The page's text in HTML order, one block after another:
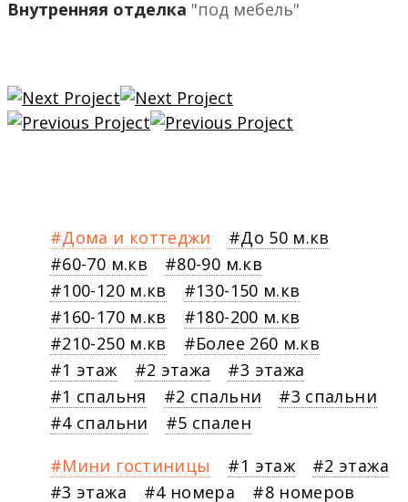
Внутренняя отделка "под мебель"
Дома и коттеджи
До 50 м.кв
60-70 м.кв
80-90 м.кв
100-120 м.кв
130-150 м.кв
160-170 м.кв
180-200 м.кв
210-250 м.кв
Более 260 м.кв
1 этаж
2 этажа
3 этажа
1 спальня
2 спальни
3 спальни
4 спальни
5 спален
Мини гостиницы
1 этаж
2 этажа
3 этажа
4 номера
8 номеров